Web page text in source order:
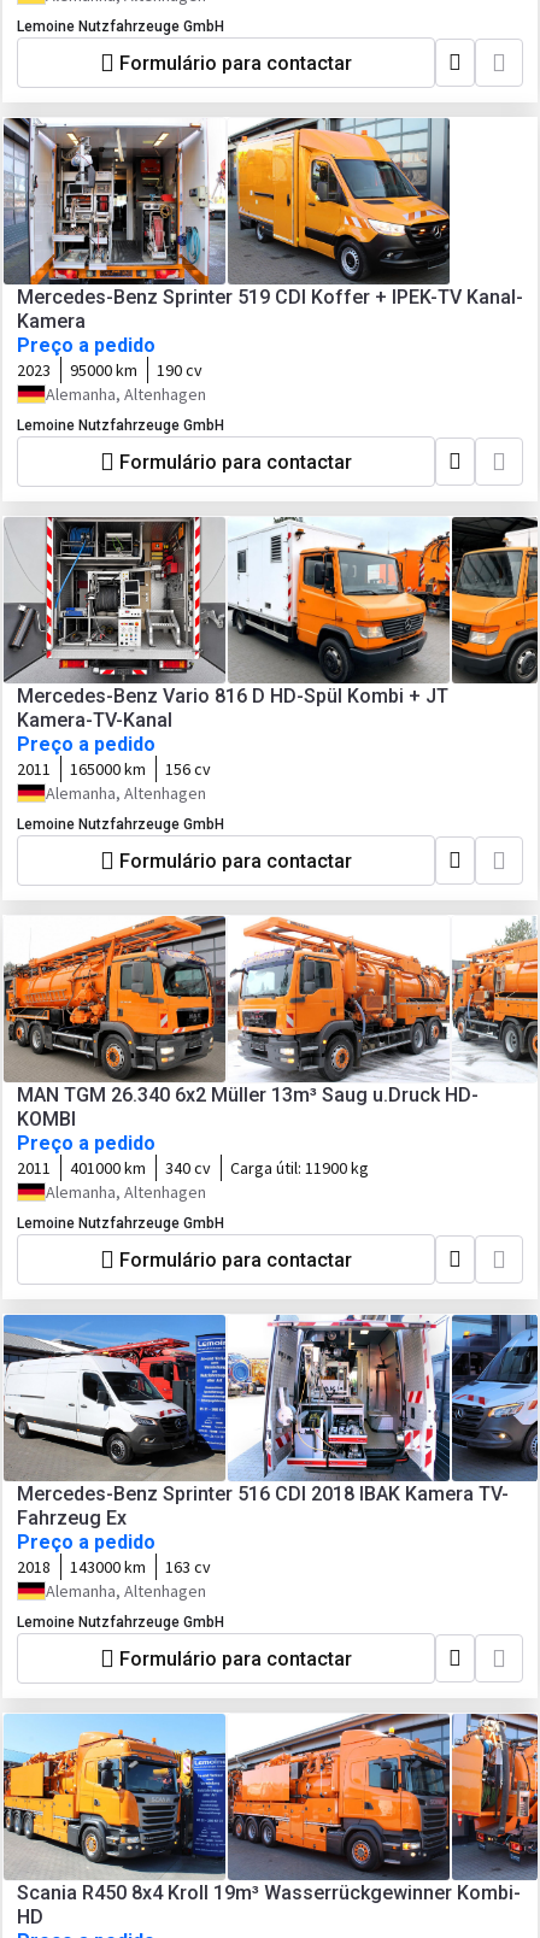
Lemoine Nutzfahrzeuge GmbH
Formulário para contactar
Mercedes-Benz Sprinter 519 CDI Koffer + IPEK-TV Kanal-
Kamera
Preço a pedido
2023 95000 km
190 cv
Alemanha, Altenhagen
Lemoine Nutzfahrzeuge GmbH
Formulário para contactar
Mercedes-Benz Vario 816 D HD-Spül Kombi + JT
Kamera-TV-Kanal
Preço a pedido
2011 165000 km
156 cv
Alemanha, Altenhagen
Lemoine Nutzfahrzeuge GmbH
Formulário para contactar
MAN TGM 26.340 6x2 Müller 13m³ Saug u.Druck HD-
KOMBI
Preço a pedido
2011 401000 km 340 cv Carga útil: 11900 kg
Alemanha, Altenhagen
Lemoine Nutzfahrzeuge GmbH
Formulário para contactar
Mercedes-Benz Sprinter 516 CDI 2018 IBAK Kamera TV-
Fahrzeug Ex
Preço a pedido
2018 143000 km
163 cv
Alemanha, Altenhagen
Lemoine Nutzfahrzeuge GmbH
Formulário para contactar
Scania R450 8x4 Kroll 19m³ Wasserrückgewinner Kombi-
HD